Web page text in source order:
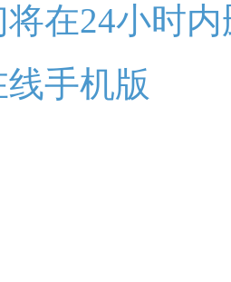
在24小时
手机版